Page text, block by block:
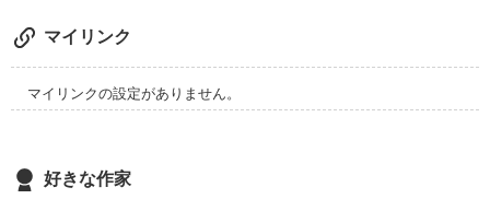
マイリンク
マイリンクの設定がありません。
好きな作家